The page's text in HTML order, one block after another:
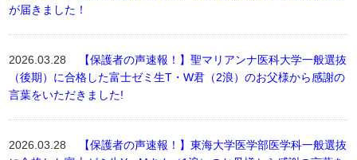
が届きました！
2026.03.28
【保護者の声速報！】聖マリアンナ医科大学一般選抜
（後期）に合格した富士ゼミ生T・W君（2浪）のお父様から感謝の
言葉をいただきました!
2026.03.28
【保護者の声速報！】東海大学医学部医学科一般選抜